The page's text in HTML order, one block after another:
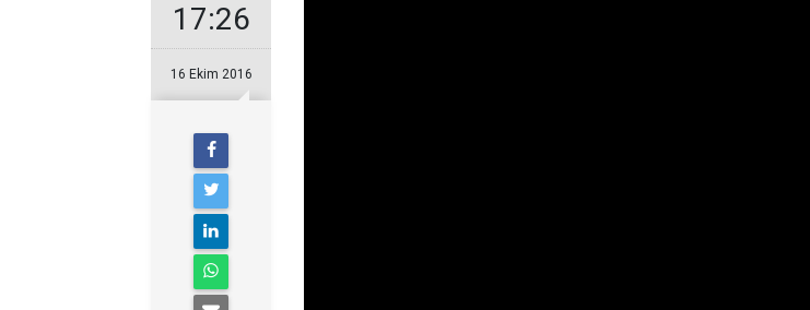
17:26
16 Ekim 2016